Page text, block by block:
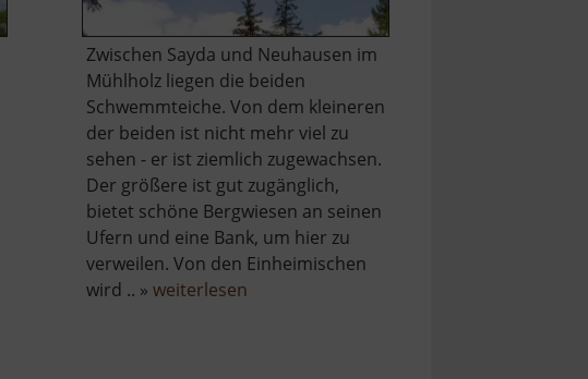
Zwischen Sayda und Neuhausen im
Mühlholz liegen die beiden
Schwemmteiche. Von dem kleineren
der beiden ist nicht mehr viel zu
sehen - er ist ziemlich zugewachsen.
Der größere ist gut zugänglich,
bietet schöne Bergwiesen an seinen
Ufern und eine Bank, um hier zu
verweilen. Von den Einheimischen
wird .. » weiterlesenüber